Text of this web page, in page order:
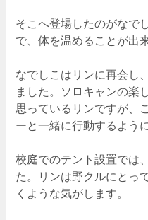
そこへ登場したのがなで
で、体を温めることが出
なでしこはリンに再会し
ました。ソロキャンの楽
思っているリンですが、
ーと一緒に行動するよう
校庭でのテント設置では
た。リンは野クルにとっ
くような気がします。